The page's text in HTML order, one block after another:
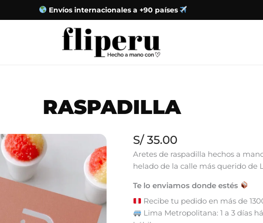
Envíos internacionales a +90 países
RASPADILLA
S/35.00
Aretes de raspadilla hechos a
helado de la calle más querido de
Te lo enviamos donde estés
Recibe tu pedido en más de
Lima Metropolitana: 1 a 3 días